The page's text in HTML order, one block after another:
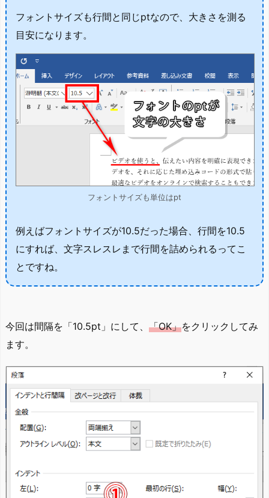
フォントサイズも行間と同じptなので、大きさを測る
目安になります。
フォントサイズも単位はpt
例えばフォントサイズが10.5だった場合、行間を10.5
にすれば、文字スレスレまで行間を詰められるってこ
とですね。
今回は間隔を「10.5pt」にして、 「OK」をクリックしてみ
ます。